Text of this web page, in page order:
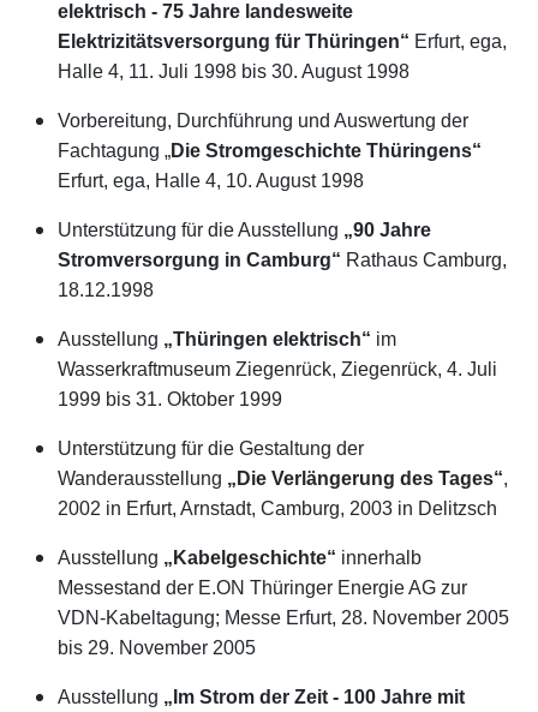
elektrisch - 75 Jahre landesweite
Elektrizitätsversorgung für Thüringen“ Erfurt, ega,
Halle 4, 11. Juli 1998 bis 30. August 1998
Vorbereitung, Durchführung und Auswertung der
Fachtagung „Die Stromgeschichte Thüringens“
Erfurt, ega, Halle 4, 10. August 1998
Unterstützung für die Ausstellung „90 Jahre
Stromversorgung in Camburg“ Rathaus Camburg,
18.12.1998
Ausstellung „Thüringen elektrisch“ im
Wasserkraftmuseum Ziegenrück, Ziegenrück, 4. Juli
1999 bis 31. Oktober 1999
Unterstützung für die Gestaltung der
Wanderausstellung „Die Verlängerung des Tages“,
2002 in Erfurt, Arnstadt, Camburg, 2003 in Delitzsch
Ausstellung „Kabelgeschichte“ innerhalb
Messestand der E.ON Thüringer Energie AG zur
VDN-Kabeltagung; Messe Erfurt, 28. November 2005
bis 29. November 2005
Ausstellung „Im Strom der Zeit - 100 Jahre mit